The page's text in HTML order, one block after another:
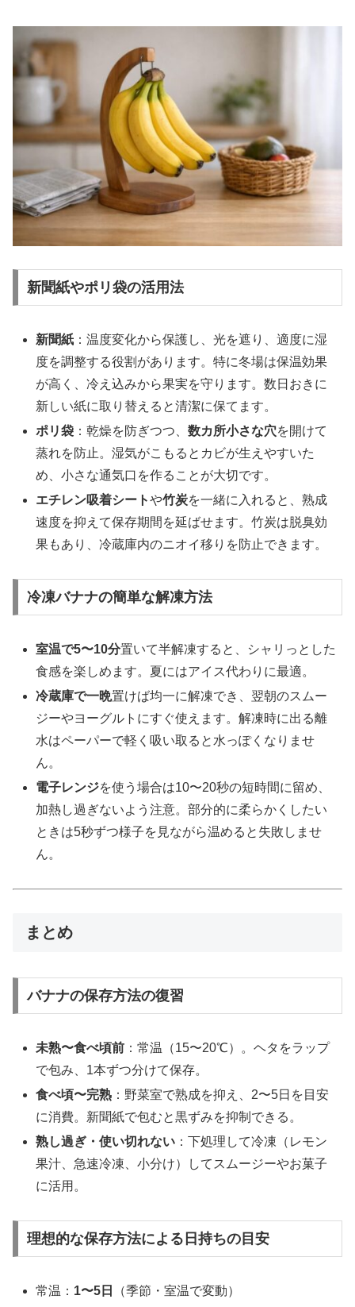
新聞紙やポリ袋の活用法
新聞紙 ：温度変化から保護し、光を遮り、適度に湿
度を調整する役割があります。特に冬場は保温効果
が高く、冷え込みから果実を守ります。数日おきに
新しい紙に取り替えると清潔に保てます。
ポリ袋 ：乾燥を防ぎつつ、数カ所小さな穴を開けて
蒸れを防止。湿気がこもるとカビが生えやすいた
め、小さな通気口を作ることが大切です。
エチレン吸着シートや竹炭を一緒に入れると、熟成
速度を抑えて保存期間を延ばせます。竹炭は脱臭効
果もあり、冷蔵庫内のニオイ移りを防止できます。
冷凍バナナの簡単な解凍方法
室温で5〜10分置いて半解凍すると、シャリっとした
食感を楽しめます。夏にはアイス代わりに最適。
冷蔵庫で一晩置けば均一に解凍でき、翌朝のスムー
ジーやヨーグルトにすぐ使えます。解凍時に出る離
水はペーパーで軽く吸い取ると水っぽくなりませ
ん。
電子レンジを使う場合は10〜20秒の短時間に留め、
加熱し過ぎないよう注意。部分的に柔らかくしたい
ときは5秒ずつ様子を見ながら温めると失敗しませ
ん。
まとめ
バナナの保存方法の復習
未熟〜食べ頃前 ：常温（15〜20℃）。ヘタをラップ
で包み、1本ずつ分けて保存。
食べ頃〜完熟 ：野菜室で熟成を抑え、2〜5日を目安
に消費。新聞紙で包むと黒ずみを抑制できる。
熟し過ぎ・使い切れない ：下処理して冷凍（レモン
果汁、急速冷凍、小分け）してスムージーやお菓子
に活用。
理想的な保存方法による日持ちの目安
常温： 1〜5日
（季節・室温で変動）